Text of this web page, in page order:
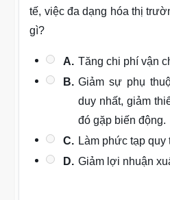
tế, việc đa dạng hóa thị
gì?
A. Tăng chi phí vận
B. Giảm sự phụ
duy nhất, giảm
đó gặp biến động.
C. Làm phức tạp quy
D. Giảm lợi nhuận